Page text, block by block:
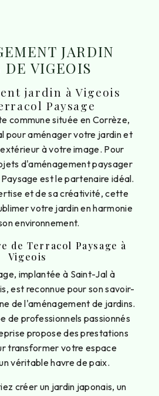
JARDIN
DE VIGEOIS
jardin à Vigeois
Paysage
commune située en Corrèze,
pour aménager votre jardin et
à votre image. Pour
d'aménagement paysager
est le partenaire idéal.
et de sa créativité, cette
votre jardin en harmonie
environnement.
de Terracol Paysage à
Vigeois
implantée à Saint-Jal à
est reconnue pour son savoir-
de l'aménagement de jardins.
de professionnels passionnés
propose des prestations
transformer votre espace
véritable havre de paix.
créer un jardin japonais, un